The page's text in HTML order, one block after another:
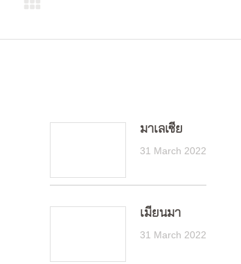
มาเลเซีย
31 March 2022
เมียนมา
31 March 2022